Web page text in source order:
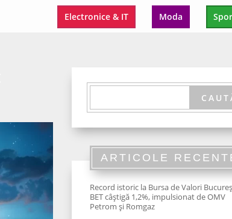
Electronice & IT Moda
ARTICOLE
Record istoric la Bursa de Valori
BET câștigă 1,2%, impulsionat de OMV
Petrom și Romgaz